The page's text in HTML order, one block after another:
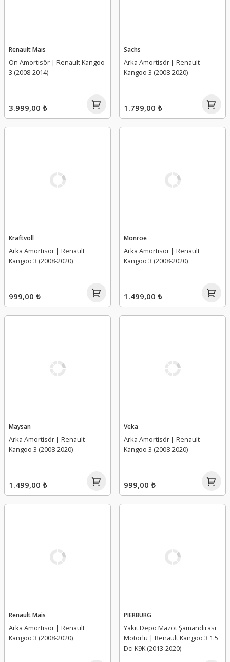
Renault Mais
Ön Amortisör | Renault Kangoo
3 (2008-2014)
3.999,00 ₺
Sachs
Arka Amortisör | Renault
Kangoo 3 (2008-2020)
1.799,00 ₺
Kraftvoll
Arka Amortisör | Renault
Kangoo 3 (2008-2020)
999,00 ₺
Monroe
Arka Amortisör | Renault
Kangoo 3 (2008-2020)
1.499,00 ₺
Maysan
Arka Amortisör | Renault
Kangoo 3 (2008-2020)
1.499,00 ₺
Veka
Arka Amortisör | Renault
Kangoo 3 (2008-2020)
999,00 ₺
Renault Mais
Arka Amortisör | Renault
Kangoo 3 (2008-2020)
PIERBURG
Yakıt Depo Mazot Şamandırası
Motorlu | Renault Kangoo 3 1.5
Dci K9K (2013-2020)